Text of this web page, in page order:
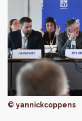
© yannickcoppens